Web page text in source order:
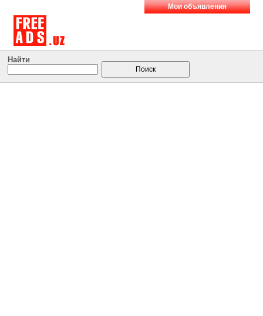
Мои объявления
Найти